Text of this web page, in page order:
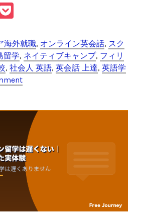
ィ
リ
ン
留
学
と
英
会
話
ち
c
k
et
海外就職, オンライン英会話, スク
留学, ネイティブキャンプ, フィリ
, 社会人 英語, 英会話 上達, 英語学